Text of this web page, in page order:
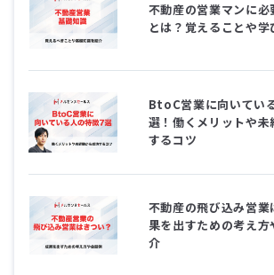
不動産の営業マンに必
とは？覚えることや学
BtoC営業に向いてい
選！働くメリットや未
するコツ
不動産の飛び込み営業
果を出すための考え方
介